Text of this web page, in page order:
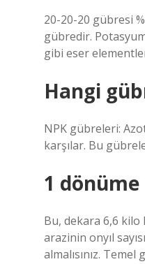
20-20-20 gübresi
gübredir.
gibi eser
Hangi
NPK gübreleri:
karşılar. Bu
1 dönüme
Bu, dekara 6,6 kilo
arazinin onyıl
almalısınız.